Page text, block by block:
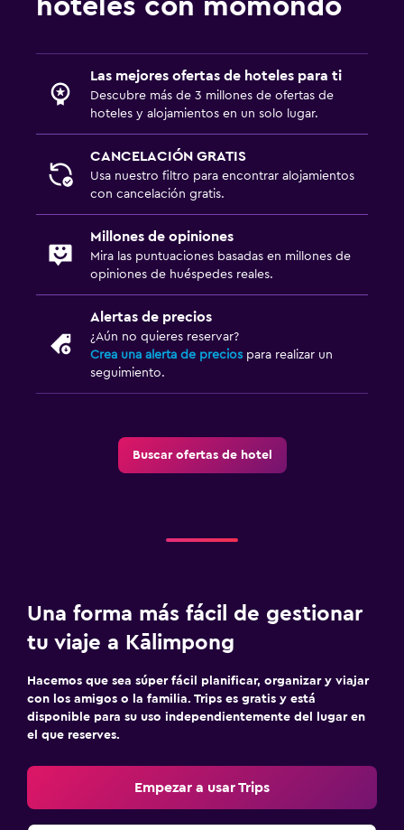
hoteles con momondo
Las mejores ofertas de hoteles para ti
Descubre más de 3 millones de ofertas de
hoteles y alojamientos en un solo lugar.
CANCELACIÓN GRATIS
Usa nuestro filtro para encontrar alojamientos
con cancelación gratis.
Millones de opiniones
Mira las puntuaciones basadas en millones de
opiniones de huéspedes reales.
Alertas de precios
¿Aún no quieres reservar?
Crea una alerta de precios para realizar un
seguimiento.
Buscar ofertas de hotel
Una forma más fácil de gestionar
tu viaje a Kālimpong
Hacemos que sea súper fácil planificar, organizar y viajar
con los amigos o la familia. Trips es gratis y está
disponible para su uso independientemente del lugar en
el que reserves.
Empezar a usar Trips